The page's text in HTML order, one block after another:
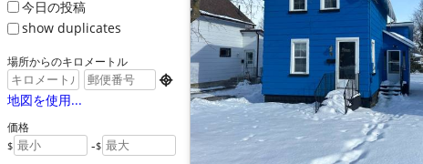
今日の投稿
show duplicates
場所からのキロメートル

地図を使用...
価格
$ -$